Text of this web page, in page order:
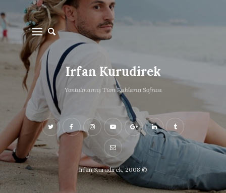
Irfan Kurudirek
Yontulmamış Tüm Ruhların Sofrası
Irfan Kurudirek, 2008 ©